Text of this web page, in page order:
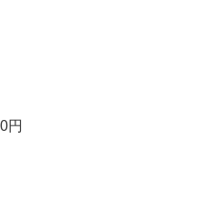
円